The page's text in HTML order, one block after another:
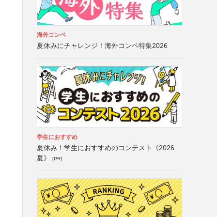
海外コンペ
夏休みにチャレンジ！海外コンペ特集2026
学生におすすめ
夏休み！学生におすすめのコンテスト《2026
夏》
[PR]